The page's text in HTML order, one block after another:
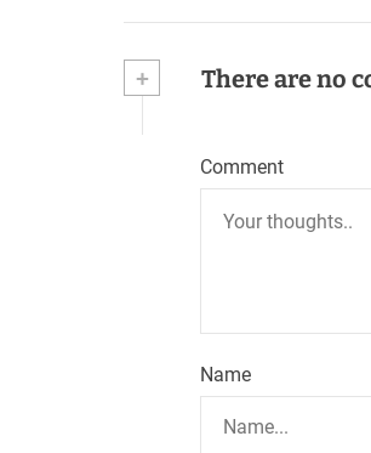
+ There are no
Comment
Name